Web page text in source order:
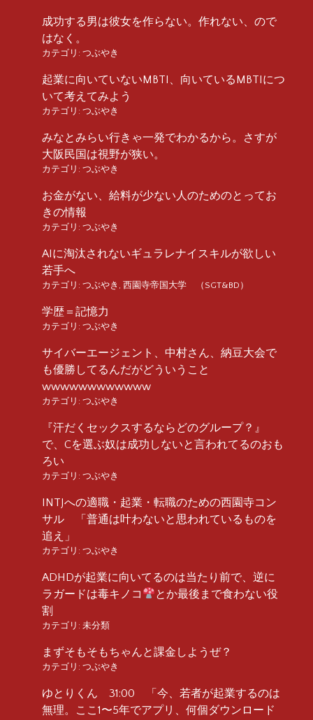
成功する男は彼女を作らない。作れない、ので
はなく。
カテゴリ: つぶやき
起業に向いていないMBTI、向いているMBTIにつ
いて考えてみよう
カテゴリ: つぶやき
みなとみらい行きゃ一発でわかるから。さすが
大阪民国は視野が狭い。
カテゴリ: つぶやき
お金がない、給料が少ない人のためのとってお
きの情報
カテゴリ: つぶやき
AIに淘汰されないギュラレナイスキルが欲しい
若手へ
カテゴリ: つぶやき 西園寺帝国大学 （SGT&BD）
学歴＝記憶力
カテゴリ: つぶやき
サイバーエージェント、中村さん、納豆大会で
も優勝してるんだがどういうこと
wwwwwwwwwwww
カテゴリ: つぶやき
『汗だくセックスするならどのグループ？』
で、Cを選ぶ奴は成功しないと言われてるのおも
ろい
カテゴリ: つぶやき
INTJへの適職・起業・転職のための西園寺コン
サル 「普通は叶わないと思われているものを
追え」
カテゴリ: つぶやき
ADHDが起業に向いてるのは当たり前で、逆に
ラガードは毒キノコ
とか最後まで食わない役
割
カテゴリ: 未分類
まずそもそもちゃんと課金しようぜ？
カテゴリ: つぶやき
ゆとりくん 31:00 「今、若者が起業するのは
無理。ここ1〜5年でアプリ、何個ダウンロード